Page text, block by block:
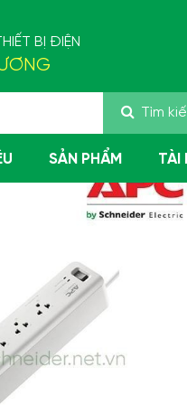
BỊ ĐIỆN
Tìm
tắc Schneider
nhật hiện đại
SẢN PHẨM TÀI